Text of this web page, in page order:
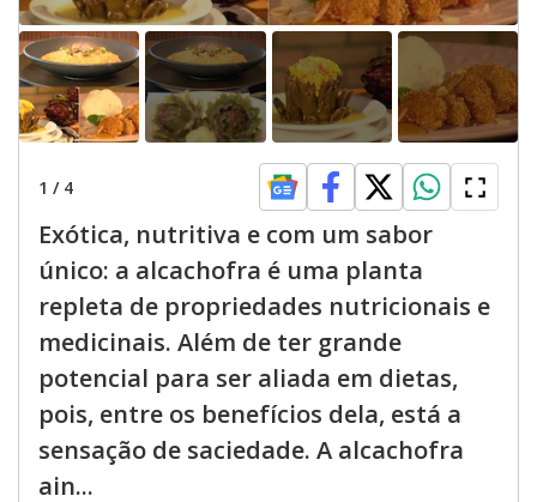
1 / 4
Exótica, nutritiva e com um sabor
único: a alcachofra é uma planta
repleta de propriedades nutricionais e
medicinais. Além de ter grande
potencial para ser aliada em dietas,
pois, entre os benefícios dela, está a
sensação de saciedade. A alcachofra
ain...